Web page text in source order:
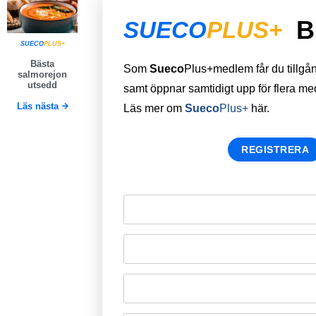
SUECOPLUS+
Bästa
salmorejon
utsedd
Läs nästa
SUECOPLUS+
Som SuecoPlus+medlem får du
samt öppnar samtidigt upp för flera
Läs mer om SuecoPlus+ här.
REGISTRERA